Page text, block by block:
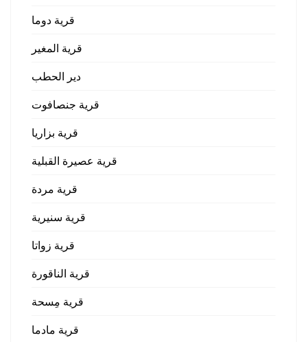
قرية دوما
قرية المغير
دير الحطب
قرية جنصافوت
قرية بزاريا
قرية عصيرة القبلية
قرية مردة
قرية سنيرية
قرية زواتا
قرية الناقورة
قرية مِسحة
قرية مادما